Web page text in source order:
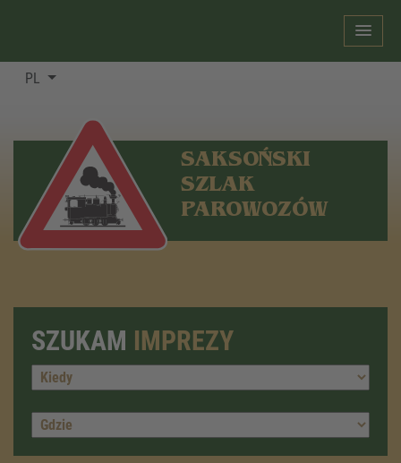
PL
SAKSOŃSKI
SZLAK
PAROWOZÓW
SZUKAM IMPREZY